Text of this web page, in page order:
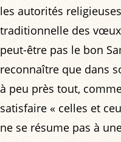
les autorités
traditionnelle des
peut-être pas le bon
reconnaître que dans
à peu près tout,
satisfaire « celles et
ne se résume pas à